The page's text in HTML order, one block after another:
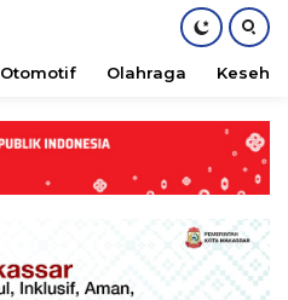
Otomotif Olahraga